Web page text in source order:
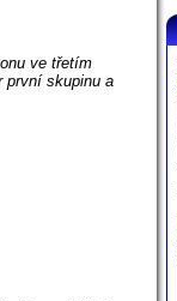
ve třetím
první skupinu a